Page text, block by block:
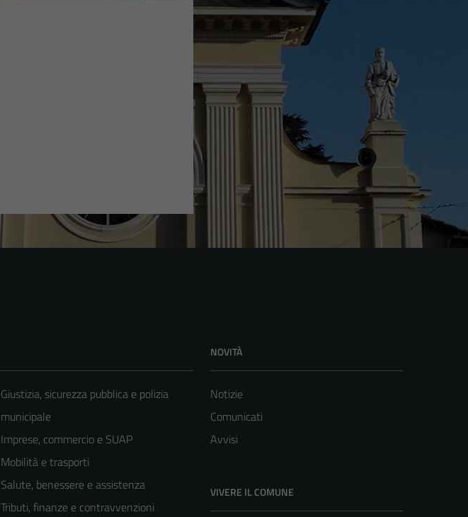
Giustizia, sicurezza pubblica e polizia
municipale
Imprese, commercio e SUAP
Mobilità e trasporti
Salute, benessere e assistenza
Tributi, finanze e contravvenzioni
NOVITÀ
Notizie
Comunicati
Avvisi
VIVERE IL COMUNE